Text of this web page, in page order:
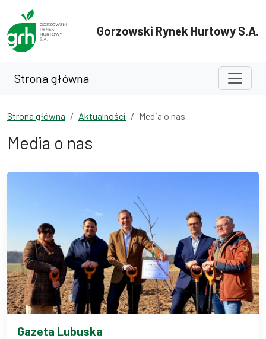
Przejdź do treści
Przejdź do wyszukiwarki
Gorzowski Rynek Hurtowy S.A.
Strona główna
Strona główna Aktualności Media o nas
Media o nas
Gazeta Lubuska